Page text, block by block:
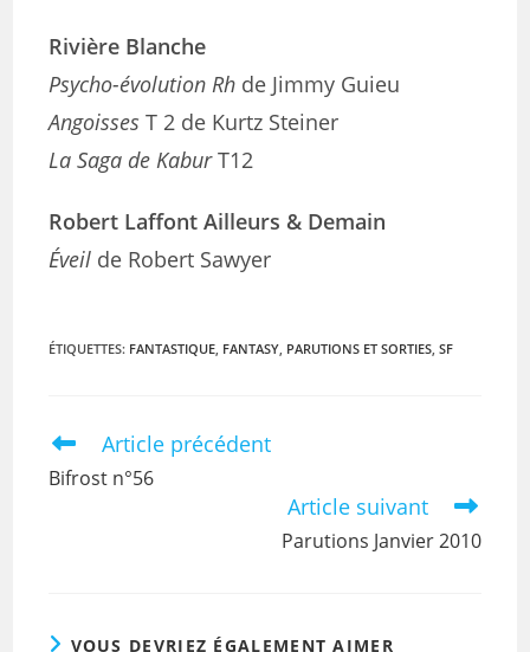
Rivière Blanche
Psycho-évolution Rh de Jimmy Guieu
AngoissesT 2 de Kurtz Steiner
La Saga de KaburT12
Robert Laffont Ailleurs & Demain
Éveil de Robert Sawyer
ÉTIQUETTES: FANTASTIQUE, FANTASY, PARUTIONS ET SORTIES, SF
Article précédent
Bifrost n°56
Article suivant
Parutions Janvier 2010
VOUS DEVRIEZ ÉGALEMENT AIMER